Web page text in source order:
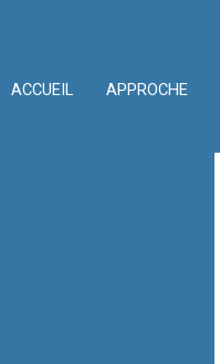
ACCUEIL
APPROCHE